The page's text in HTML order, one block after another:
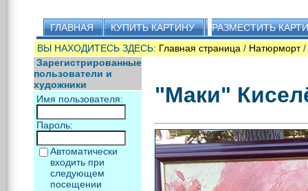
ГЛАВНАЯ КУПИТЬ КАРТИНУ
РАЗМЕСТИТЬ
ВЫ НАХОДИТЕСЬ ЗДЕСЬ: Главная страница / Натюрморт/
Зарегистрированные
пользователи и
художники
Имя пользователя:
Пароль:
Автоматически
входить при
следующем
посещении
"Маки"